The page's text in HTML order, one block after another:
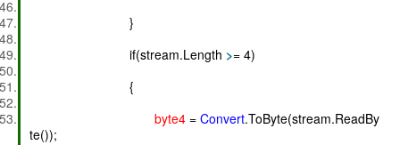
}
if(stream.Length >= 4)
{
byte4 = Convert.ToByte(stream.ReadBy
te());